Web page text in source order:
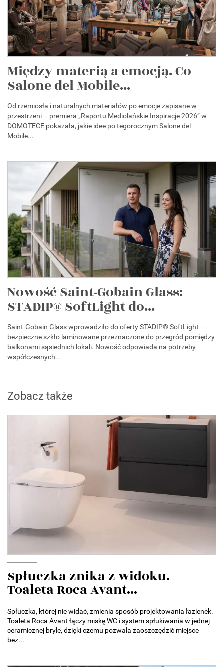
Między materią a emocją. Co
Salone del Mobile...
Od rzemiosła i naturalnych materiałów po emocje zapisane w
przestrzeni – premiera „Raportu Mediolańskie Inspiracje 2026” w
DOMOTECE pokazała, jakie idee po tegorocznym Salone del
Mobile...
Nowość Saint-Gobain Glass:
STADIP® SoftLight do...
Saint-Gobain Glass wprowadziło do oferty STADIP® SoftLight –
bezpieczne szkło laminowane przeznaczone do przegród pomiędzy
balkonami sąsiednich lokali. Nowość odpowiada na potrzeby
współczesnych...
Zobacz także
Spłuczka znika z widoku.
Toaleta Roca Avant...
Spłuczka, której nie widać, zmienia sposób projektowania łazienek.
Toaleta Roca Avant łączy miskę WC i system spłukiwania w jednej
ceramicznej bryle, dzięki czemu pozwala zaoszczędzić miejsce
bez...